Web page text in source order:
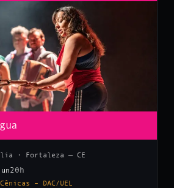
· Fortaleza — CE
20h
– DAC/UEL